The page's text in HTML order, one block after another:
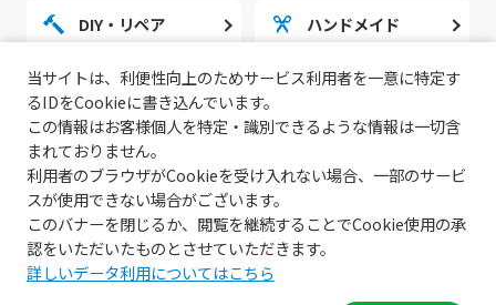
DIY・リペア ハンドメイド
勉強・スタディ ノウハウ
© 2022 無料動画サイトGoody!TV.
当サイトは、利便性向上のためサービス利用者を一意に特定す
るIDをCookieに書き込んでいます。
この情報はお客様個人を特定・識別できるような情報は一切含
まれておりません。
利用者のブラウザがCookieを受け入れない場合、一部のサービ
スが使用できない場合がございます。
このバナーを閉じるか、閲覧を継続することでCookie使用の承
認をいただいたものとさせていただきます。
詳しいデータ利用についてはこちら